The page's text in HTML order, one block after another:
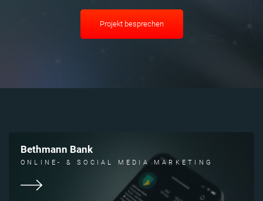
Projekt besprechen
Bethmann Bank
ONLINE- & SOCIAL MEDIA MARKETING